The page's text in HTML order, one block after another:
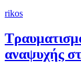
rikos
αναψυχής